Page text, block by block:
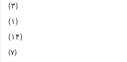
(۳)
(۱)
(۱۴)
(۷)